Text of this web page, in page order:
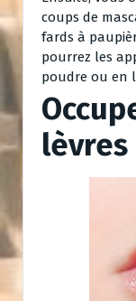
coups de
fards à
pourrez les
poudre ou en
lèvres